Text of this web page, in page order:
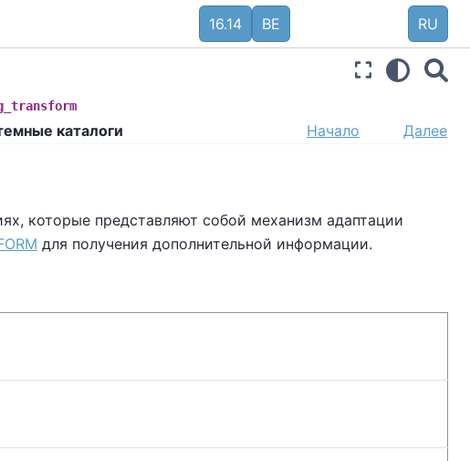
16.14 BE RU
каталоги Начало Далее
которые представляют собой механизм адаптации
для получения дополнительной информации.